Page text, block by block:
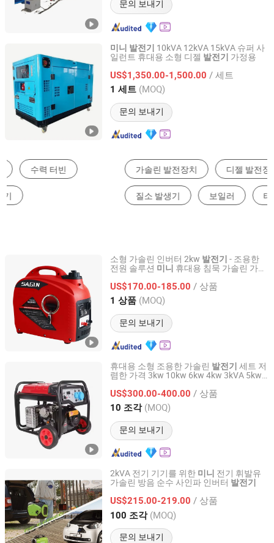
문의 보내기
미니 발전기
10kVA 12kVA 15kVA 슈퍼 사
일런트 휴대용 소형 디젤 발전기
가정용
US$1,350.00-1,500.00 / 세트
1 세트 (MOQ)
문의 보내기
FUAN POWERONLY GEN CO.,LTD
Fujian, China 이후 2025
가솔린 발전장치 디젤 발전장치 수력 발전기
태양에너지 발전장치
소형 가솔린 인버터 2kw 발전기 - 조용한
전원 솔루션 미니 휴대용 침묵 가솔린 가스
용
US$170.00-185.00 / 상품
1 상품 (MOQ)
문의 보내기
Chongqing Gengwei Machinery Accessories Co., Ltd.
Chongqing, China 이후 2025
휴대용 소형 조용한 가솔린 발전기 세트 저
렴한 가격 3kw 10kw 6kw 4kw 3kVA 5kw
칭 휘발유 최고의 전력발전기
US$300.00-400.00 / 상품
10 조각 (MOQ)
문의 보내기
Chongqing Lexpower Technology Co., Ltd.
Chongqing, China 이후 2025
2kVA 전기 기기를 위한 미니 전기 휘발유
가솔린 방음 순수 사인파 인버터 발전기
US$215.00-219.00 / 상품
100 조각 (MOQ)
문의 보내기
Zhejiang Xingyue Industry Co., Ltd.
Zhejiang, China 이후 2017